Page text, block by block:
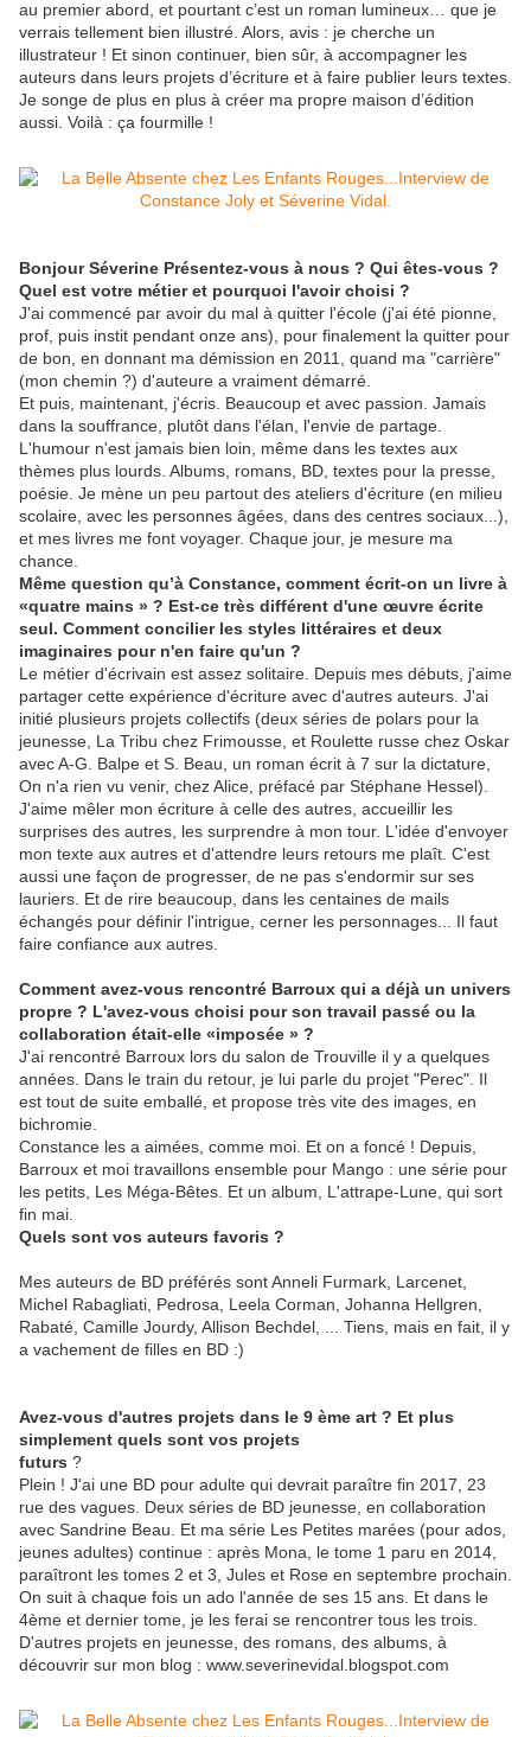
au premier abord, et pourtant c’est un roman lumineux… que je
verrais tellement bien illustré. Alors, avis : je cherche un
illustrateur ! Et sinon continuer, bien sûr, à accompagner les
auteurs dans leurs projets d’écriture et à faire publier leurs textes.
Je songe de plus en plus à créer ma propre maison d’édition
aussi. Voilà : ça fourmille !
Bonjour Séverine Présentez-vous à nous ? Qui êtes-vous ?
Quel est votre métier et pourquoi l'avoir choisi ?
J'ai commencé par avoir du mal à quitter l'école (j'ai été pionne,
prof, puis instit pendant onze ans), pour finalement la quitter pour
de bon, en donnant ma démission en 2011, quand ma "carrière"
(mon chemin ?) d'auteure a vraiment démarré.
Et puis, maintenant, j'écris. Beaucoup et avec passion. Jamais
dans la souffrance, plutôt dans l'élan, l'envie de partage.
L'humour n'est jamais bien loin, même dans les textes aux
thèmes plus lourds. Albums, romans, BD, textes pour la presse,
poésie. Je mène un peu partout des ateliers d'écriture (en milieu
scolaire, avec les personnes âgées, dans des centres sociaux...),
et mes livres me font voyager. Chaque jour, je mesure ma
chance.
Même question qu’à Constance, comment écrit-on un livre à
«quatre mains » ? Est-ce très différent d'une œuvre écrite
seul. Comment concilier les styles littéraires et deux
imaginaires pour n'en faire qu'un ?
Le métier d'écrivain est assez solitaire. Depuis mes débuts, j'aime
partager cette expérience d'écriture avec d'autres auteurs. J'ai
initié plusieurs projets collectifs (deux séries de polars pour la
jeunesse, La Tribu chez Frimousse, et Roulette russe chez Oskar
avec A-G. Balpe et S. Beau, un roman écrit à 7 sur la dictature,
On n'a rien vu venir, chez Alice, préfacé par Stéphane Hessel).
J'aime mêler mon écriture à celle des autres, accueillir les
surprises des autres, les surprendre à mon tour. L'idée d'envoyer
mon texte aux autres et d'attendre leurs retours me plaît. C'est
aussi une façon de progresser, de ne pas s'endormir sur ses
lauriers. Et de rire beaucoup, dans les centaines de mails
échangés pour définir l'intrigue, cerner les personnages... Il faut
faire confiance aux autres.
Comment avez-vous rencontré Barroux qui a déjà un univers
propre ? L'avez-vous choisi pour son travail passé ou la
collaboration était-elle «imposée » ?
J'ai rencontré Barroux lors du salon de Trouville il y a quelques
années. Dans le train du retour, je lui parle du projet "Perec". Il
est tout de suite emballé, et propose très vite des images, en
bichromie.
Constance les a aimées, comme moi. Et on a foncé ! Depuis,
Barroux et moi travaillons ensemble pour Mango : une série pour
les petits, Les Méga-Bêtes. Et un album, L'attrape-Lune, qui sort
fin mai.
Quels sont vos auteurs favoris ?
Mes auteurs de BD préférés sont Anneli Furmark, Larcenet,
Michel Rabagliati, Pedrosa, Leela Corman, Johanna Hellgren,
Rabaté, Camille Jourdy, Allison Bechdel, ... Tiens, mais en fait, il y
a vachement de filles en BD :)
Avez-vous d'autres projets dans le 9 ème art ? Et plus
simplement quels sont vos projets
futurs ?
Plein ! J'ai une BD pour adulte qui devrait paraître fin 2017, 23
rue des vagues. Deux séries de BD jeunesse, en collaboration
avec Sandrine Beau. Et ma série Les Petites marées (pour ados,
jeunes adultes) continue : après Mona, le tome 1 paru en 2014,
paraîtront les tomes 2 et 3, Jules et Rose en septembre prochain.
On suit à chaque fois un ado l'année de ses 15 ans. Et dans le
4ème et dernier tome, je les ferai se rencontrer tous les trois.
D'autres projets en jeunesse, des romans, des albums, à
découvrir sur mon blog : www.severinevidal.blogspot.com